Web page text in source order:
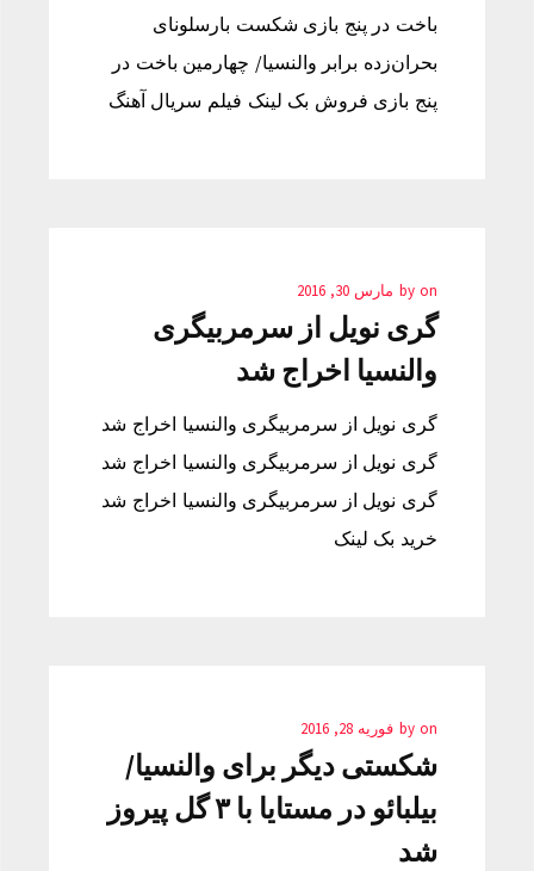
باخت در پنج بازی شکست بارسلونای
بحران‌زده برابر والنسیا/ چهارمین باخت در
پنج بازی فروش بک لینک فیلم سریال آهنگ
by on مارس 30, 2016
گری نویل از سرمربیگری
والنسیا اخراج شد
گری نویل از سرمربیگری والنسیا اخراج شد
گری نویل از سرمربیگری والنسیا اخراج شد
گری نویل از سرمربیگری والنسیا اخراج شد
خرید بک لینک
by on فوریه 28, 2016
شکستی دیگر برای والنسیا/
بیلبائو در مستایا با ۳ گل پیروز
شد